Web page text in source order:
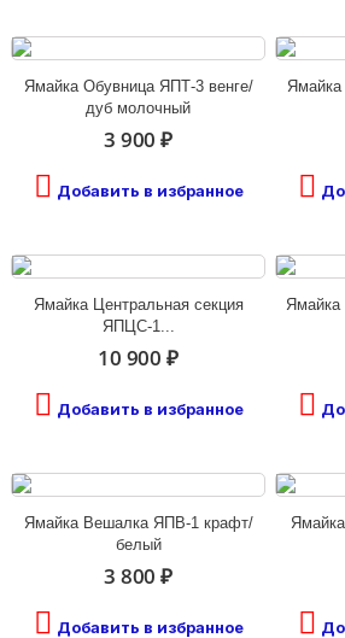
Ямайка Обувница ЯПТ-3 венге/
дуб молочный
3 900 ₽
Добавить в избранное
Ямайка Центральная секция
ЯПЦС-1...
10 900 ₽
Добавить в избранное
Ямайка Вешалка ЯПВ-1 крафт/
белый
3 800 ₽
Добавить в избранное